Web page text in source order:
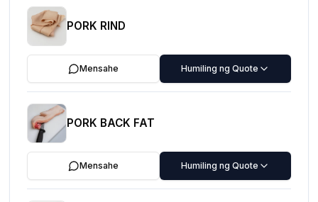
PORK RIND
Mensahe Humiling ng Quote
PORK BACK FAT
Mensahe Humiling ng Quote